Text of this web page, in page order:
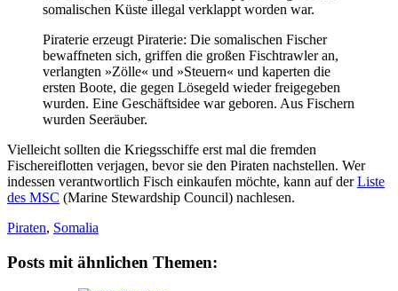
somalischen Küste illegal verklappt worden war.
Piraterie erzeugt Piraterie: Die somalischen Fischer
bewaffneten sich, griffen die großen Fischtrawler an,
verlangten »Zölle« und »Steuern« und kaperten die
ersten Boote, die gegen Lösegeld wieder freigegeben
wurden. Eine Geschäftsidee war geboren. Aus Fischern
wurden Seeräuber.
Vielleicht sollten die Kriegsschiffe erst mal die fremden
Fischereiflotten verjagen, bevor sie den Piraten nachstellen. Wer
indessen verantwortlich Fisch einkaufen möchte, kann auf derListe
des MSC (Marine Stewardship Council) nachlesen.
Piraten, Somalia
Posts mit ähnlichen Themen: